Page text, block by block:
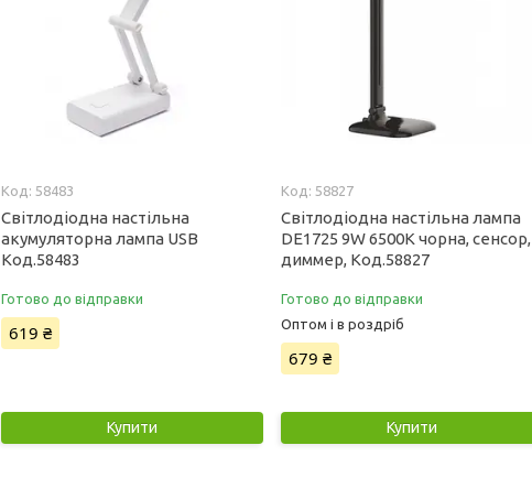
58483
Світлодіодна настільна
акумуляторна лампа USB
Код.58483
Готово до відправки
619 ₴
Купити
58827
Світлодіодна настільна лампа
DE1725 9W 6500K чорна, сенсор,
диммер, Код.58827
Готово до відправки
Оптом і в роздріб
679 ₴
Купити